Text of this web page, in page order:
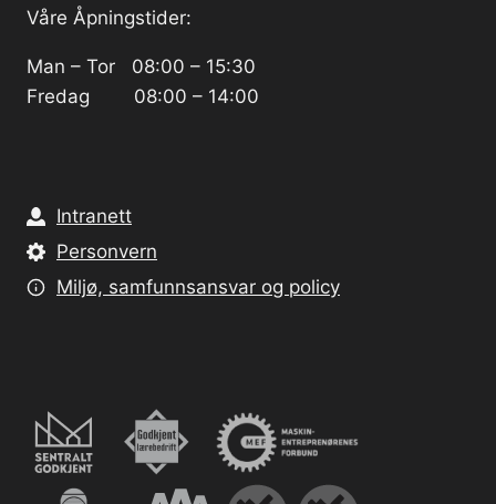
Våre Åpningstider:
Man – Tor 08:00 – 15:30
Fredag 08:00 – 14:00
Intranett
Personvern
Miljø, samfunnsansvar og policy